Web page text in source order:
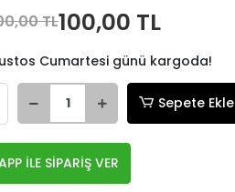
TL100,00 TL
Cumartesi günü kargoda!
Sepete Ekle
İLE SİPARİŞ VER